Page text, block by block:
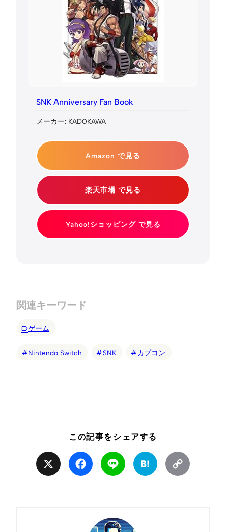
SNK Anniversary Fan Book
メーカー: KADOKAWA
Amazon で見る
楽天市場 で見る
Yahoo!ショッピング で見る
関連キーワード
ゲーム
Nintendo Switch SNK カプコン
この記事をシェアする
Facebook Line Hatena